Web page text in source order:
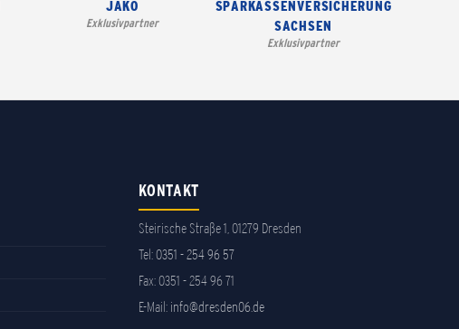
JAKO
Exklusivpartner
SPARKASSENVERSICHERUNG
SACHSEN
Exklusivpartner
KONTAKT
Steirische Straße 1, 01279 Dresden
Tel:0351 - 254 96 57
Fax: 0351 - 254 96 71
E-Mail: info@dresden06.de